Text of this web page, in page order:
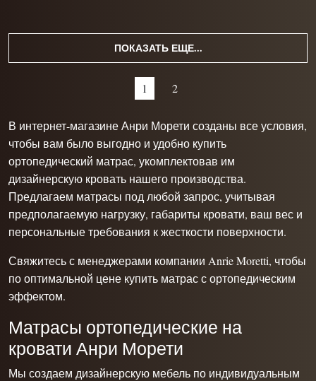
ПОКАЗАТЬ ЕЩЕ...
1 2
В интернет-магазине Анри Морети созданы все условия,
чтобы вам было выгодно и удобно купить
ортопедический матрас, укомплектовав им
дизайнерскую кровать нашего производства.
Предлагаем матрасы под любой запрос, учитывая
предполагаемую нагрузку, габариты кровати, ваш вес и
персональные требования к жесткости поверхности.
Свяжитесь с менеджерами компании Anrie Moretti, чтобы
по оптимальной цене купить матрас с ортопедическим
эффектом.
Матрасы ортопедические на
кровати Анри Морети
Мы создаем дизайнерскую мебель по индивидуальным